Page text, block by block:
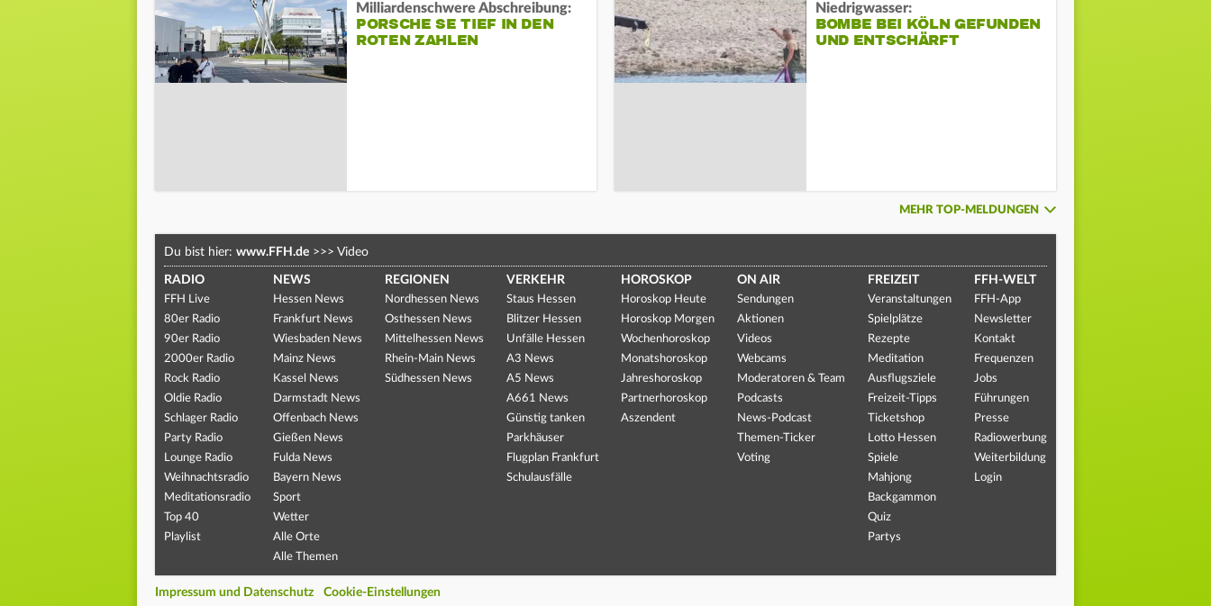
Milliardenschwere Abschreibung:
PORSCHE SE TIEF IN DEN
ROTEN ZAHLEN
Niedrigwasser:
BOMBE BEI KÖLN GEFUNDEN
UND ENTSCHÄRFT
MEHR TOP-MELDUNGEN
Du bist hier: www.FFH.de >>> Video
RADIO
FFH Live
80er Radio
90er Radio
2000er Radio
Rock Radio
Oldie Radio
Schlager Radio
Party Radio
Lounge Radio
Weihnachtsradio
Meditationsradio
Top 40
Playlist
NEWS
Hessen News
Frankfurt News
Wiesbaden News
Mainz News
Kassel News
Darmstadt News
Offenbach News
Gießen News
Fulda News
Bayern News
Sport
Wetter
Alle Orte
Alle Themen
REGIONEN
Nordhessen News
Osthessen News
Mittelhessen News
Rhein-Main News
Südhessen News
VERKEHR
Staus Hessen
Blitzer Hessen
Unfälle Hessen
A3 News
A5 News
A661 News
Günstig tanken
Parkhäuser
Flugplan Frankfurt
Schulausfälle
HOROSKOP
Horoskop Heute
Horoskop Morgen
Wochenhoroskop
Monatshoroskop
Jahreshoroskop
Partnerhoroskop
Aszendent
ON AIR
Sendungen
Aktionen
Videos
Webcams
Moderatoren & Team
Podcasts
News-Podcast
Themen-Ticker
Voting
FREIZEIT
Veranstaltungen
Spielplätze
Rezepte
Meditation
Ausflugsziele
Freizeit-Tipps
Ticketshop
Lotto Hessen
Spiele
Mahjong
Backgammon
Quiz
Partys
FFH-WELT
FFH-App
Newsletter
Kontakt
Frequenzen
Jobs
Führungen
Presse
Radiowerbung
Weiterbildung
Login
Impressum und Datenschutz Cookie-Einstellungen